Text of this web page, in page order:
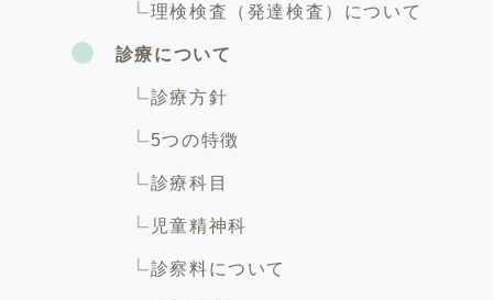
理検検査（発達検査）について
診療について
診療方針
5つの特徴
診療科目
児童精神科
診察料について